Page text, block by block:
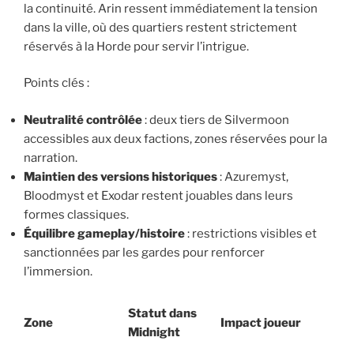
la continuité. Arin ressent immédiatement la tension
dans la ville, où des quartiers restent strictement
réservés à la Horde pour servir l’intrigue.
Points clés :
Neutralité contrôlée: deux tiers de Silvermoon
accessibles aux deux factions, zones réservées pour la
narration.
Maintien des versions historiques: Azuremyst,
Bloodmyst et Exodar restent jouables dans leurs
formes classiques.
Équilibre gameplay/histoire: restrictions visibles et
sanctionnées par les gardes pour renforcer
l’immersion.
Zone
Statut dans
Midnight
Impact joueur